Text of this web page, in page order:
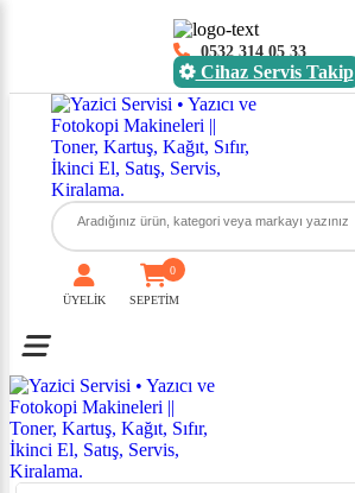
0532 314 05 33
Cihaz Servis Takip
ÜYELİK SEPETİM
0
Toggle mobile menu